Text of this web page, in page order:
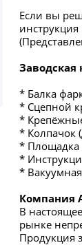
Если вы
Заводская
* Балка
* Сцепной
*
* Колпачок
* Площадка
*
*
Компания
В
рынке
Продукция